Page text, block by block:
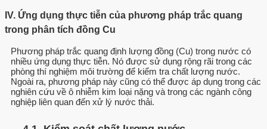
IV. Ứng dụng thực tiễn của phương pháp trắc quang
trong phân tích đồng Cu
Phương pháp trắc quang định lượng đồng (Cu) trong nước có
nhiều ứng dụng thực tiễn. Nó được sử dụng rộng rãi trong các
phòng thí nghiệm môi trường để kiểm tra chất lượng nước.
Ngoài ra, phương pháp này cũng có thể được áp dụng trong các
nghiên cứu về ô nhiễm kim loại nặng và trong các ngành công
nghiệp liên quan đến xử lý nước thải.